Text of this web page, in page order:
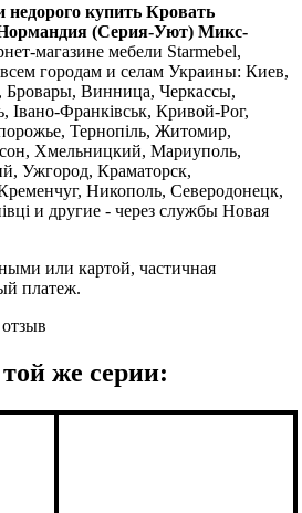
недорого купить Кровать
Нормандия (Серия-Уют) Микс-
магазине мебели Starmebel,
городам и селам Украины: Киев,
Бровары, Винница, Черкассы,
Івано-Франківськ, Кривой-Рог,
Тернопіль, Житомир,
Хмельницкий, Мариуполь,
Ужгород, Краматорск,
Никополь, Северодонецк,
и другие - через службы Новая
или картой, частичная
платеж.
же серии: